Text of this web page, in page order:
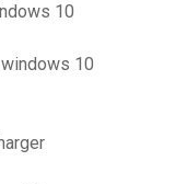
10
10